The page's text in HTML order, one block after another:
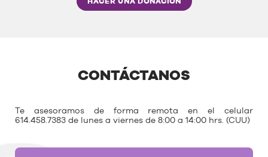
CONTÁCTANOS
Te asesoramos de forma remota en el celular
614.458.7383 de lunes a viernes de 8:00 a 14:00 hrs. (CUU)